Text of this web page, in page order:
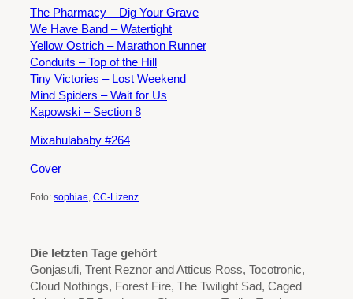
The Pharmacy – Dig Your Grave
We Have Band – Watertight
Yellow Ostrich – Marathon Runner
Conduits – Top of the Hill
Tiny Victories – Lost Weekend
Mind Spiders – Wait for Us
Kapowski – Section 8
Mixahulababy #264
Cover
Foto: sophiae, CC-Lizenz
Die letzten Tage gehört
Gonjasufi, Trent Reznor and Atticus Ross, Tocotronic,
Cloud Nothings, Forest Fire, The Twilight Sad, Caged